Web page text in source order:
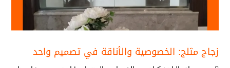
زجاج مثلج: الخصوصية والأناقة في تصميم واحد